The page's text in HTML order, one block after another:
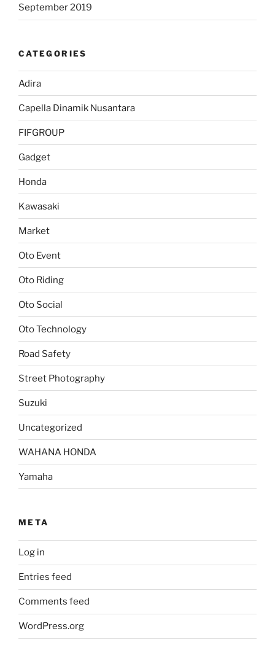
September 2019
CATEGORIES
Adira
Capella Dinamik Nusantara
FIFGROUP
Gadget
Honda
Kawasaki
Market
Oto Event
Oto Riding
Oto Social
Oto Technology
Road Safety
Street Photography
Suzuki
Uncategorized
WAHANA HONDA
Yamaha
META
Log in
Entries feed
Comments feed
WordPress.org